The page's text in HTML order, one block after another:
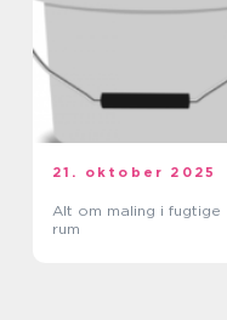
21. oktober 2025
Alt om maling i fugtige
rum